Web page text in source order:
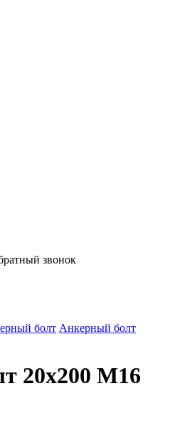
звонок
болт Анкерный болт
20x200 M16